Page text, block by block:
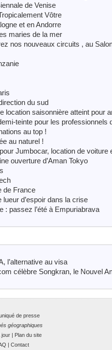
de Venise
Vôtre
et en Andorre
maries de la mer
nos nouveaux circuits , au
du sud
location saisonnière atteint pour
teinte pour les professionnels
au top !
au naturel !
Jumbocar, location de voiture
ouverture d’Aman Tokyo
de France
d’espoir dans la crise
: passez l’été à Empuriabrava
l’alternative au visa
célèbre Songkran, le Nouvel
de presse
géographiques
jour | Plan du site
| Contact